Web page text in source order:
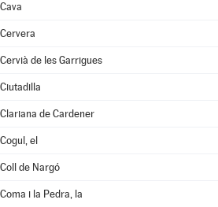
Cava
Cervera
Cervià de les Garrigues
Ciutadilla
Clariana de Cardener
Cogul, el
Coll de Nargó
Coma i la Pedra, la